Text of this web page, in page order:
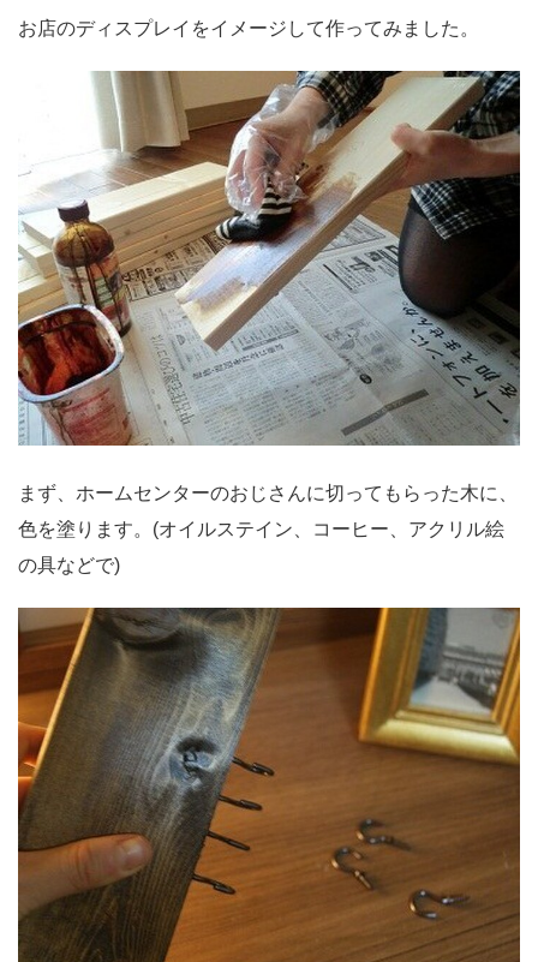
お店のディスプレイをイメージして作ってみました。
まず、ホームセンターのおじさんに切ってもらった木に、
色を塗ります。(オイルステイン、コーヒー、アクリル絵
の具などで)